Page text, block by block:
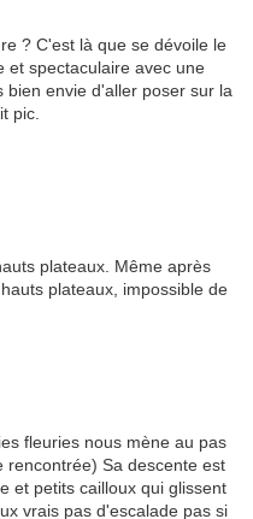
? C'est là que se dévoile le
et spectaculaire avec une
envie d'aller poser sur la
pic.
plateaux. Même après
plateaux, impossible de
fleuries nous mène au pas
rencontrée) Sa descente est
et petits cailloux qui glissent
vrais pas d'escalade pas si